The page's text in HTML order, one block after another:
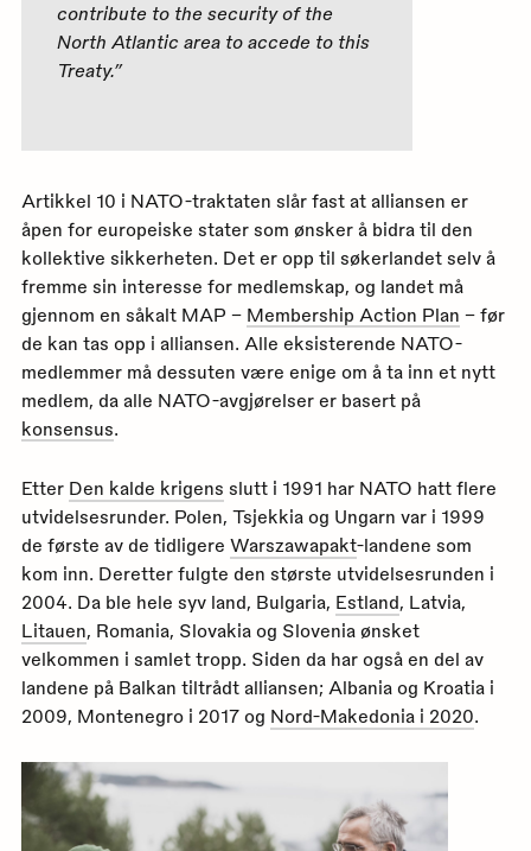
contribute to the security of the
North Atlantic area to accede to this
Treaty.”
Artikkel 10 i NATO-traktaten slår fast at alliansen er
åpen for europeiske stater som ønsker å bidra til den
kollektive sikkerheten. Det er opp til søkerlandet selv å
fremme sin interesse for medlemskap, og landet må
gjennom en såkalt MAP – Membership Action Plan – før
de kan tas opp i alliansen. Alle eksisterende NATO-
medlemmer må dessuten være enige om å ta inn et nytt
medlem, da alle NATO-avgjørelser er basert på
konsensus.
Etter Den kalde krigens slutt i 1991 har NATO hatt flere
utvidelsesrunder. Polen, Tsjekkia og Ungarn var i 1999
de første av de tidligere Warszawapakt-landene som
kom inn. Deretter fulgte den største utvidelsesrunden i
2004. Da ble hele syv land, Bulgaria, Estland, Latvia,
Litauen, Romania, Slovakia og Slovenia ønsket
velkommen i samlet tropp. Siden da har også en del av
landene på Balkan tiltrådt alliansen; Albania og Kroatia i
2009, Montenegro i 2017 og Nord-Makedonia i 2020.